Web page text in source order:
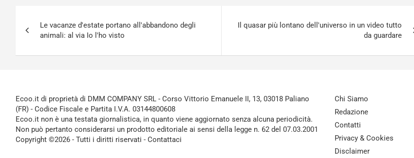
articoli
Le vacanze d'estate portano all'abbandono degli
animali: al via Io l'ho visto
Il quasar più lontano dell'universo in un video tutto
da guardare
Ecoo.it di proprietà di DMM COMPANY SRL - Corso Vittorio Emanuele II, 13, 03018 Paliano
(FR) - Codice Fiscale e Partita I.V.A. 03144800608
Ecoo.it non è una testata giornalistica, in quanto viene aggiornato senza alcuna periodicità.
Non può pertanto considerarsi un prodotto editoriale ai sensi della legge n. 62 del 07.03.2001
Copyright ©2026 - Tutti i diritti riservati - Contattaci
Chi Siamo
Redazione
Contatti
Privacy & Cookies
Disclaimer